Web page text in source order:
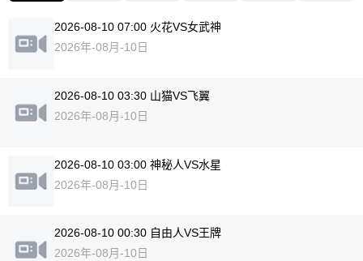
2026-08-10 07:00 火花VS女武神
2026年-08月-10日
2026-08-10 03:30 山猫VS飞翼
2026年-08月-10日
2026-08-10 03:00 神秘人VS水星
2026年-08月-10日
2026-08-10 00:30 自由人VS王牌
2026年-08月-10日